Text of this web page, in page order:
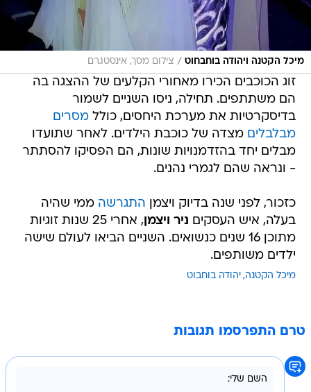
מיכל הקטנה ויהודה בוחבחוט / צילום מסך, אינסטגרם
זוג הכוכבים הכירו מאחורי הקלעים של ההצגה בה
הם משתתפים. תחילה, ניסו השניים לשמור
בדיסקרטיות את מערכת היחסים, כוללמסרים
מבלבלים מצדה של כוכבת הילדים. לאחר שתועדו
מבלים יחד בהזדמנויות שונות, הם הפסיקו להסתתר
- ונראה שהם לגמרי נהנים.
כזכור, לפני שנה בדיוק ויצמן התגרשה ממי שהיה
בעלה, איש העסקים ניר ויצמן
, אחרי 25 שנות זוגיות
מתוכן 16 שנים כנשואים. השניים הביאו לעולם שישה
ילדים משותפים.
מיכל הקטנה יהודה בוחבוט
טרם התפרסמו תגובות